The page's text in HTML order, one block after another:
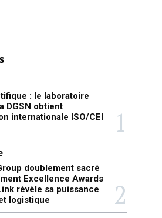
: le laboratoire
DGSN obtient
internationale ISO/CEI
doublement sacré
Excellence Awards
révèle sa puissance
logistique